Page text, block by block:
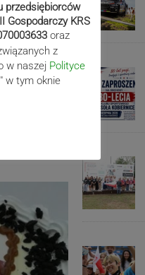
przedsiębiorców
Gospodarczy KRS
oraz
z
w naszej Polityce
w tym oknie